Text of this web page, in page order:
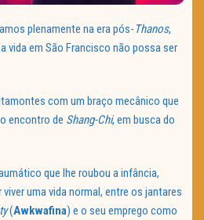
plenamente na era pós- Thanos,
vida em São Francisco não possa ser
com um braço mecânico que
encontro de Shang-Chi, em busca do
que lhe roubou a infância,
uma vida normal, entre os jantares
(Awkwafina) e o seu emprego como